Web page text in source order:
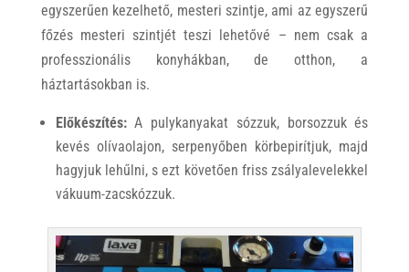
egyszerűen kezelhető, mesteri szintje, ami az egyszerű
főzés mesteri szintjét teszi lehetővé – nem csak a
professzionális konyhákban, de otthon, a
háztartásokban is.
Előkészítés:A pulykanyakat sózzuk, borsozzuk és
kevés olívaolajon, serpenyőben körbepirítjuk, majd
hagyjuk lehűlni, s ezt követően friss zsályalevelekkel
vákuum-zacskózzuk.